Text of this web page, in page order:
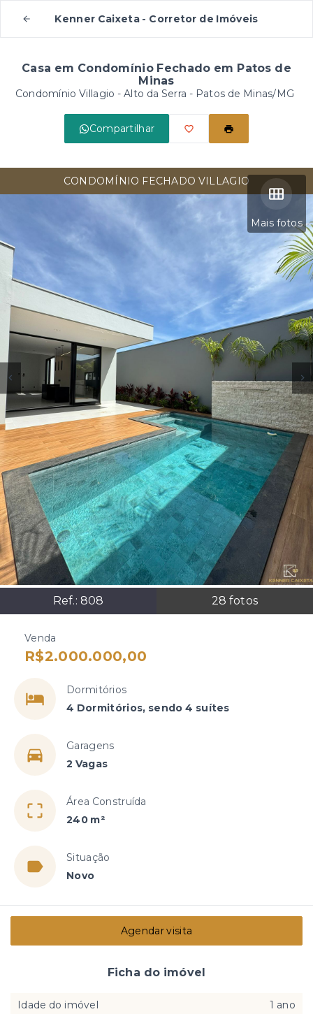
Kenner Caixeta - Corretor de Imóveis
Casa em Condomínio Fechado em Patos de
Minas
Condomínio Villagio - Alto da Serra - Patos de Minas/MG
Compartilhar
Mais fotos
Ref.: 808 28 fotos
CONDOMÍNIO FECHADO VILLAGIO
Venda
R$2.000.000,00
Dormitórios
4 Dormitórios, sendo 4 suítes
Garagens
2 Vagas
Área Construída
240 m²
Situação
Novo
Agendar visita
Ficha do imóvel
Idade do imóvel
1 ano